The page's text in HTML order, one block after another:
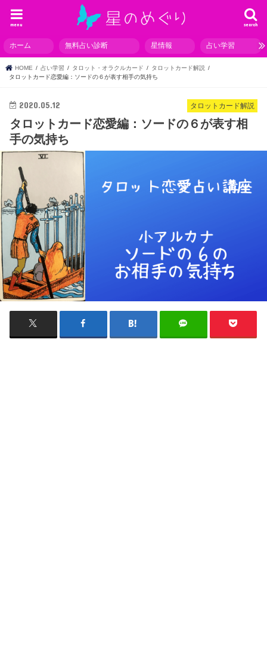
search
menu
ホーム 無料占い診断 星情報 占い学習
HOME 占い学習 タロット・オラクルカード
タロットカード解説
タロットカード恋愛編：ソードの６が表す相手の気持ち
タロットカード解説
2020.05.12
タロットカード恋愛編：ソードの６が表す相
手の気持ち